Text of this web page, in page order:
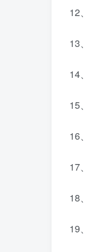
12
13
14
15
16
17
18
19